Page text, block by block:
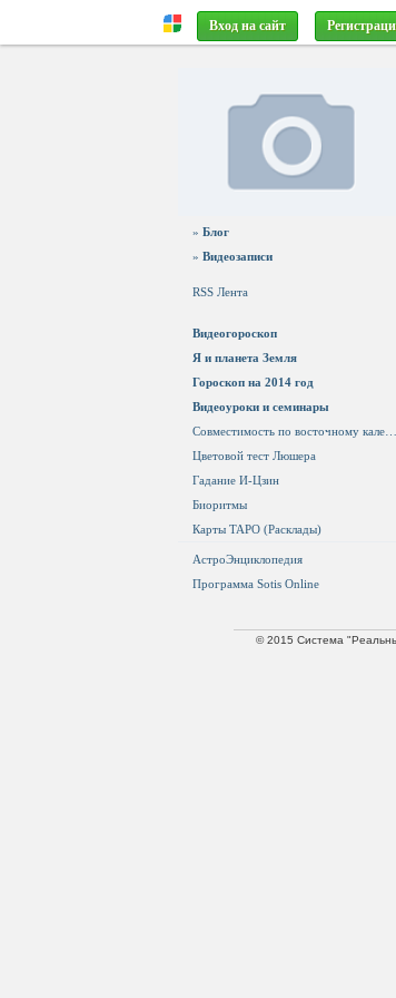
Вход на сайт
» Блог
» Видеозаписи
RSS Лента
Видеогороскоп
Я и планета Земля
Гороскоп на 2014 год
Видеоуроки и семинары
Цветовой тест Люшера
Гадание И-Цзин
Биоритмы
Карты ТАРО (Расклады)
АстроЭнциклопедия
Программа Sotis Online
© 2015 Система